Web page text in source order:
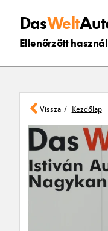
DasWelt
Ellenőrzött
Vissza Kezdőlap